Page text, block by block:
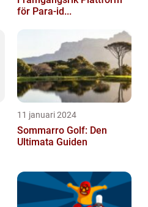
för Para-id...
11 januari 2024
Sommarro Golf: Den
Ultimata Guiden